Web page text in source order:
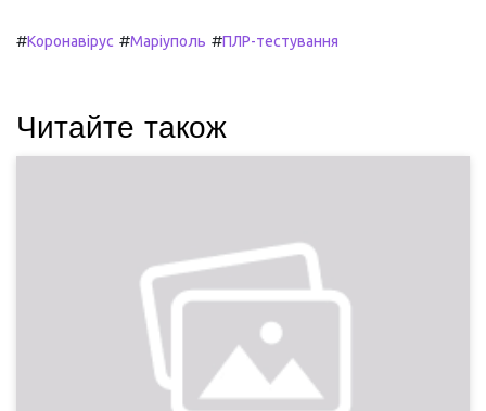
#Коронавірус #Маріуполь #ПЛР-тестування
Читайте також